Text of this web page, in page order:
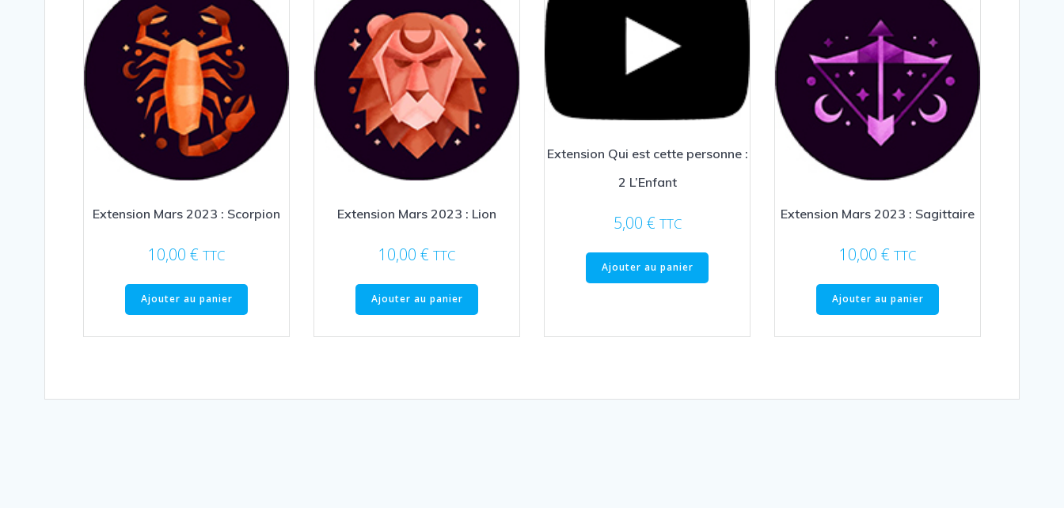
Extension Mars 2023 : Scorpion
10,00 € TTC
Ajouter au panier
Extension Mars 2023 : Lion
10,00 € TTC
Ajouter au panier
Extension Qui est cette personne :
2 L’Enfant
5,00 € TTC
Ajouter au panier
Extension Mars 2023 : Sagittaire
10,00 € TTC
Ajouter au panier